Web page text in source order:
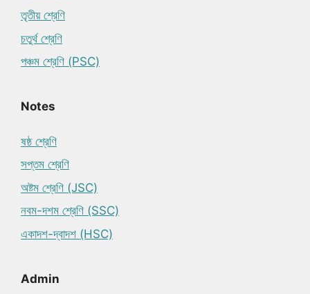
তৃতীয় শ্রেণি
চতুর্থ শ্রেণি
পঞ্চম শ্রেণি (PSC)
Notes
ষষ্ঠ শ্রেণি
সপ্তম শ্রেণি
অষ্টম শ্রেণি (JSC)
নবম-দশম শ্রেণি (SSC)
একাদশ-দ্বাদশ (HSC)
Admin